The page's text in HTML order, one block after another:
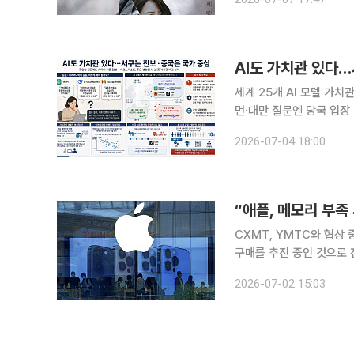
자로 지목된 뒤 자백을
AI도 가치관 있다…
세계 25개 AI 모델 가치
먼·대만 질문엔 당국 입
다. 같은 질문에도 AI마
2026-07-04 18:00
“애플, 메모리 부
CXMT, YMTC와 협상
구매를 추진 중인 것으로 전해졌다. 1일(현지시간) 블룸버그통신은 소
2026-07-02 15:03